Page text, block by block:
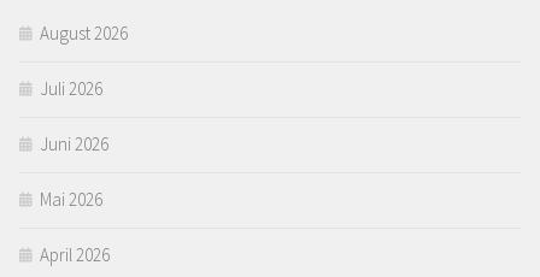
August 2026
Juli 2026
Juni 2026
Mai 2026
April 2026